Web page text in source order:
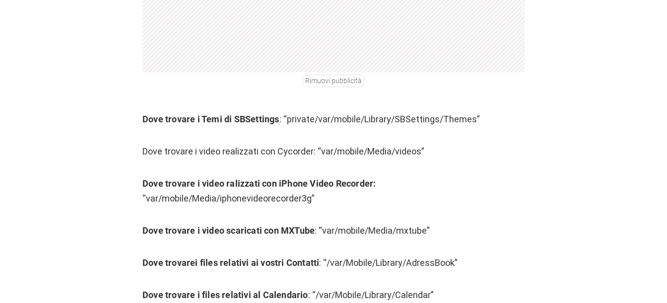
Rimuovi pubblicità
Dove trovare i Temi di SBSettings: “private/var/mobile/Library/SBSettings/Themes”
Dove trovare i video realizzati con Cycorder: “var/mobile/Media/videos”
Dove trovare i video ralizzati con iPhone Video Recorder:
“var/mobile/Media/iphonevideorecorder3g”
Dove trovare i video scaricati con MXTube: “var/mobile/Media/mxtube”
Dove trovarei files relativi ai vostri Contatti: “/var/Mobile/Library/AdressBook”
Dove trovare i files relativi al Calendario: “/var/Mobile/Library/Calendar”